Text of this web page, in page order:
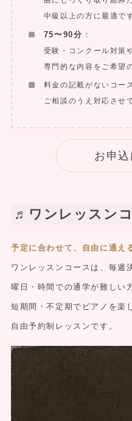
中級以上の方に最適で
75〜90分 ：
受験・コンクール対策
専門的な内容をご希望
料金の記載がないコー
ご相談のうえ対応させ
お申込
♬ワンレッスン
予定に合わせて、自由に通え
ワンレッスンコースは、毎週
曜日・時間での通学が難しい
短期間・不定期でピアノを楽
自由予約制レッスンです。